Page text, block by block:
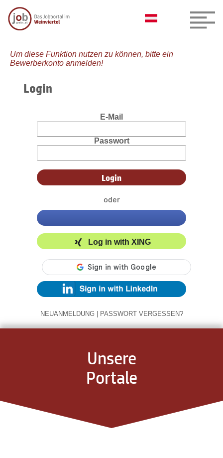
Um diese Funktion nutzen zu können, bitte ein
Bewerberkonto anmelden!
Login
E-Mail
Passwort
oder
Log in with XING
NEUANMELDUNG | PASSWORT VERGESSEN?
Unsere
Portale